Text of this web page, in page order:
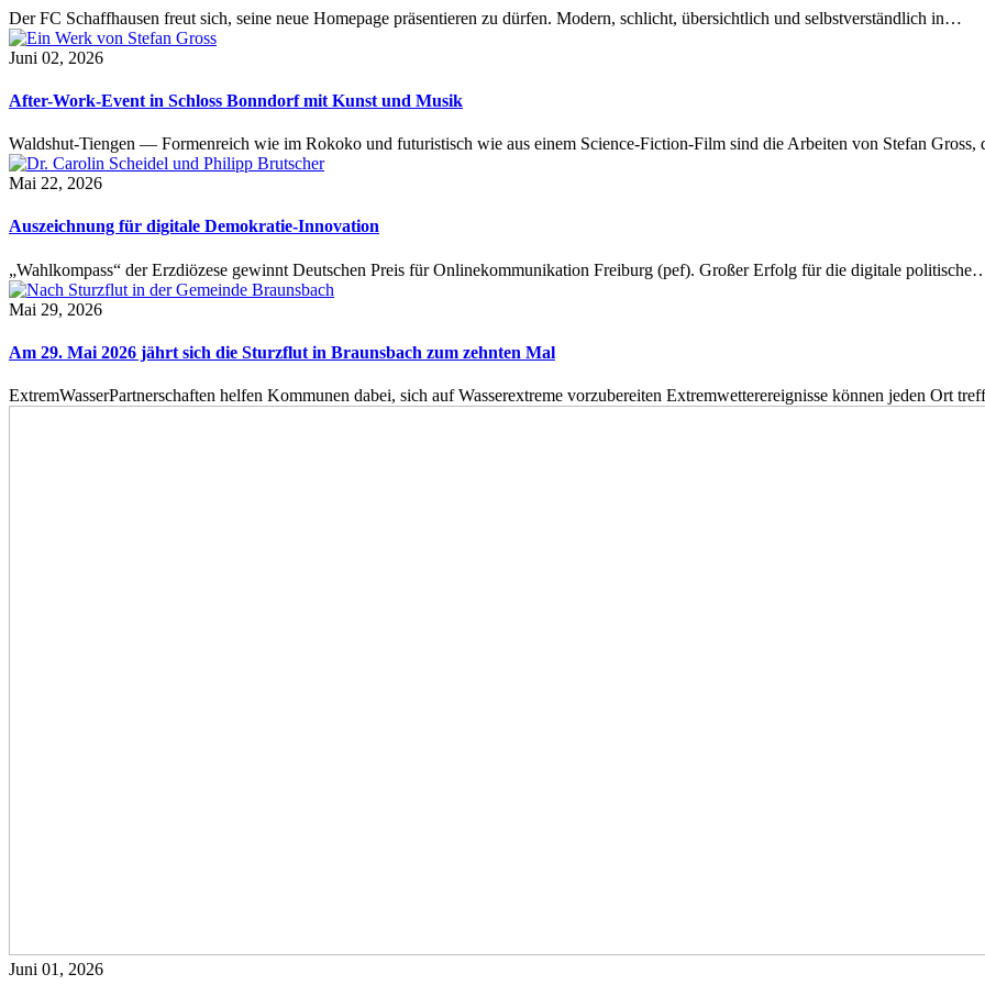
Der FC Schaffhausen freut sich, seine neue Homepage präsentieren zu dürfen. Modern, schlicht, übersichtlich und selbstverständlich in…
Juni 02, 2026
After-Work-Event in Schloss Bonndorf mit Kunst und Musik
Waldshut-Tiengen — Formenreich wie im Rokoko und futuristisch wie aus einem Science-Fiction-Film sind die Arbeiten von Stefan
Mai 22, 2026
Auszeichnung für digitale Demokratie-Innovation
„Wahlkompass“ der Erzdiözese gewinnt Deutschen Preis für Onlinekommunikation Freiburg (pef). Großer Erfolg für die digitale
Mai 29, 2026
Am 29. Mai 2026 jährt sich die Sturzflut in Braunsbach zum zehnten Mal
ExtremWasserPartnerschaften helfen Kommunen dabei, sich auf Wasserextreme vorzubereiten Extremwetterereignisse können jeden Ort
Juni 01, 2026